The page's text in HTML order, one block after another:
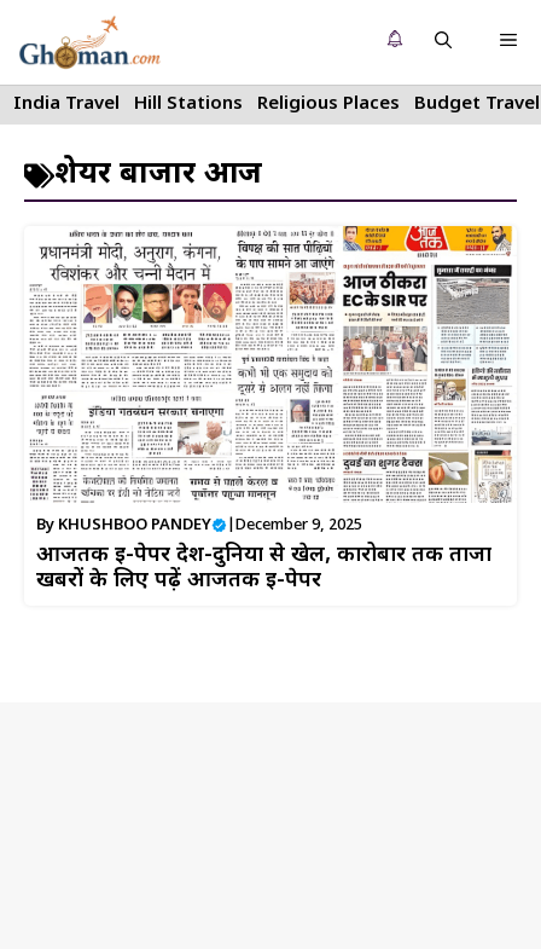
to
content
India Travel Hill Stations Religious Places Budget Travel
शेयर बाजार आज
By KHUSHBOO PANDEY December 9, 2025
आजतक ई-पेपर देश-दुनिया से खेल, कारोबार तक ताजा
खबरों के लिए पढ़ें आजतक ई-पेपर